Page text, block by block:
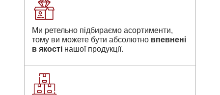
Ми ретельно підбираємо асортименти,
тому ви можете бути абсолютно впевнені
в якості нашої продукції.